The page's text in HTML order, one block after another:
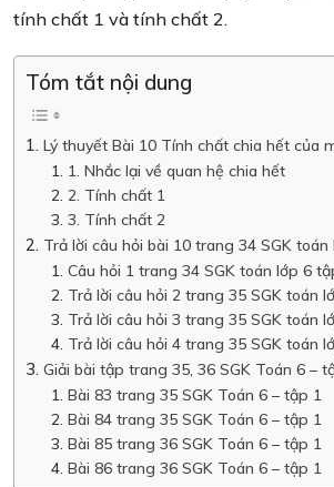
tính chất 1 và tính chất 2.
Tóm tắt nội dung
Lý thuyết Bài 10 Tính chất chia hết của
1. Nhắc lại về quan hệ chia hết
2. Tính chất 1
3. Tính chất 2
Trả lời câu hỏi bài 10 trang 34 SGK
Câu hỏi 1 trang 34 SGK toán lớp 6
Trả lời câu hỏi 2 trang 35 SGK toán
Trả lời câu hỏi 3 trang 35 SGK toán
Trả lời câu hỏi 4 trang 35 SGK toán
Giải bài tập trang 35, 36 SGK Toán 6 –
Bài 83 trang 35 SGK Toán 6 – tập 1
Bài 84 trang 35 SGK Toán 6 – tập 1
Bài 85 trang 36 SGK Toán 6 – tập 1
Bài 86 trang 36 SGK Toán 6 – tập 1